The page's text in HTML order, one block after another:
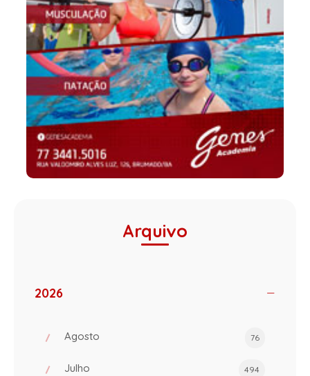
Arquivo
2026
Agosto 76
Julho 494